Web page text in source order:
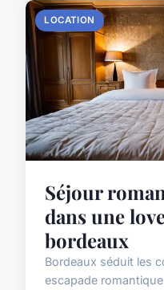
LOCATION
Séjour
dans une
bordeaux
Bordeaux séduit les
escapade